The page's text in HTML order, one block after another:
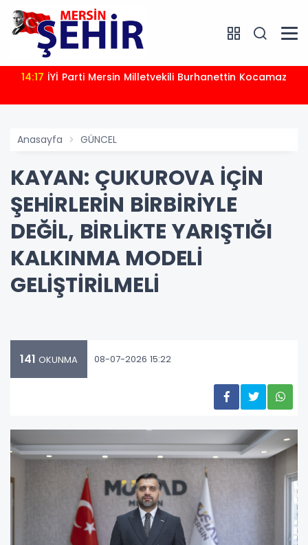
14:17 İYİ Parti Mersin Milletvekili Burhanettin Kocamaz
Anasayfa GÜNCEL
KAYAN: ÇUKUROVA İÇİN
ŞEHİRLERİN BİRBİRİYLE
DEĞİL, BİRLİKTE YARIŞTIĞI
KALKINMA MODELİ
GELİŞTİRİLMELİ
141 OKUNMA 08-07-2026 15:22